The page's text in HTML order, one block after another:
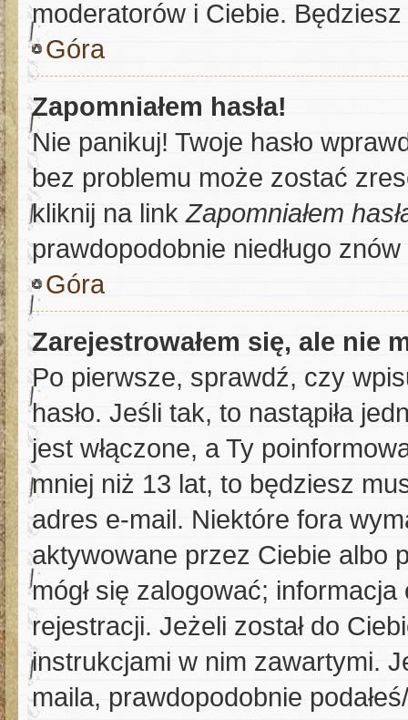
moderatorów i Ciebie.
Góra
Zapomniałem hasła!
Nie panikuj! Twoje hasło
bez problemu może zostać
kliknij na linkZapomniałem
prawdopodobnie niedługo
Góra
Zarejestrowałem się, ale nie
Po pierwsze, sprawdź, czy
hasło. Jeśli tak, to nastąpiła
jest włączone, a Ty
mniej niż 13 lat, to będziesz
adres e-mail. Niektóre fora
aktywowane przez Ciebie albo
mógł się zalogować;
rejestracji. Jeżeli został do
instrukcjami w nim zawartymi.
maila, prawdopodobnie